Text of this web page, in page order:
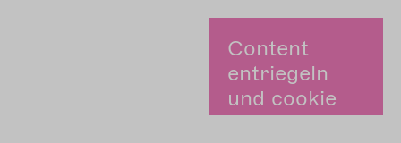
Content
entriegeln
und cookie
zustimmen.